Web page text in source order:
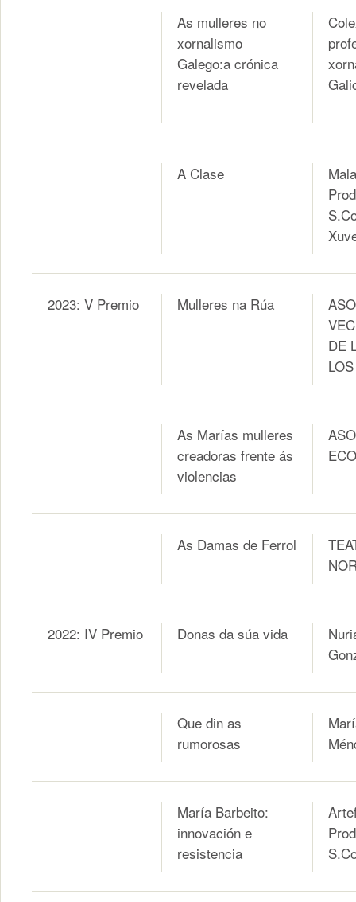
As mulleres no
xornalismo
Galego:a crónica
revelada
A Clase
2023: V Premio Mulleres na Rúa
DE
As Marías mulleres
creadoras frente ás
violencias
As Damas de Ferrol
2022: IV Premio Donas da súa vida
Que din as
rumorosas
María Barbeito:
innovación e
resistencia